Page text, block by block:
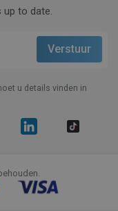
up to date.
u details vinden in